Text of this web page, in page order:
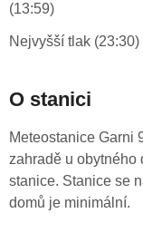
(13:59)
Nejvyšší tlak (23:30)
O stanici
Meteostanice Garni
zahradě u obytného
stanice. Stanice se
domů je minimální.